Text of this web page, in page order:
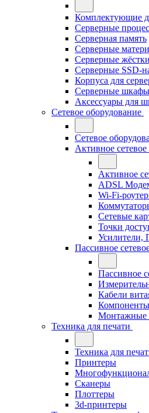
Комплектующие
Серверные
Серверная память
Серверные
Серверные
Серверные SSD-
Корпуса для
Серверные шкафы
Аксессуары для
Сетевое оборудование
Сетевое
Активное
Активное
ADSL
Wi-Fi-
Сетевые
Точки
Усилители,
Пассивное
Пассивное
Кабели
Компоненты
Монтажные
Техника для печати
Техника для
Принтеры
Сканеры
Плоттеры
3d-принтеры